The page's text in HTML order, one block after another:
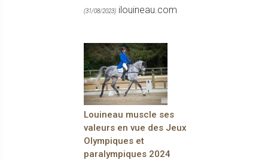
(31/08/2023) ilouineau.com
Louineau muscle ses
valeurs en vue des Jeux
Olympiques et
paralympiques 2024